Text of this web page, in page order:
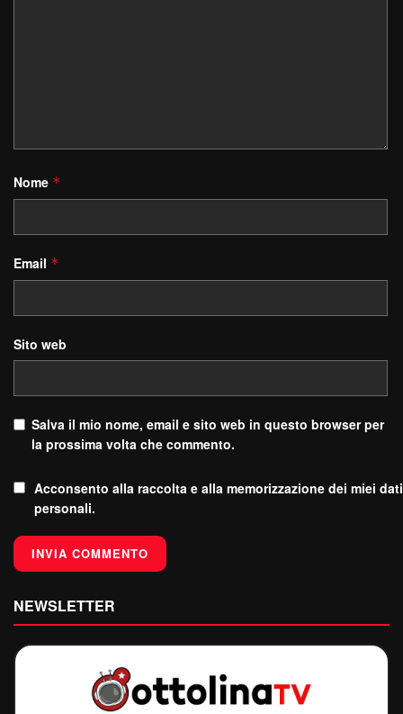
Nome *
Email *
Sito web
Salva il mio nome, email e sito web in questo browser per
la prossima volta che commento.
Acconsento alla raccolta e alla memorizzazione dei miei dati
personali.
NEWSLETTER